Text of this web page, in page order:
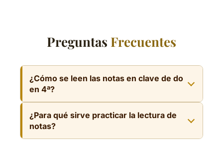
Preguntas Frecuentes
¿Cómo se leen las notas en clave de do
en 4ª?
4ª línea y desde ahí se nombran el resto de
notas por líneas y espacios. Repitiendo notas
¿Para qué sirve practicar la lectura de
notas?